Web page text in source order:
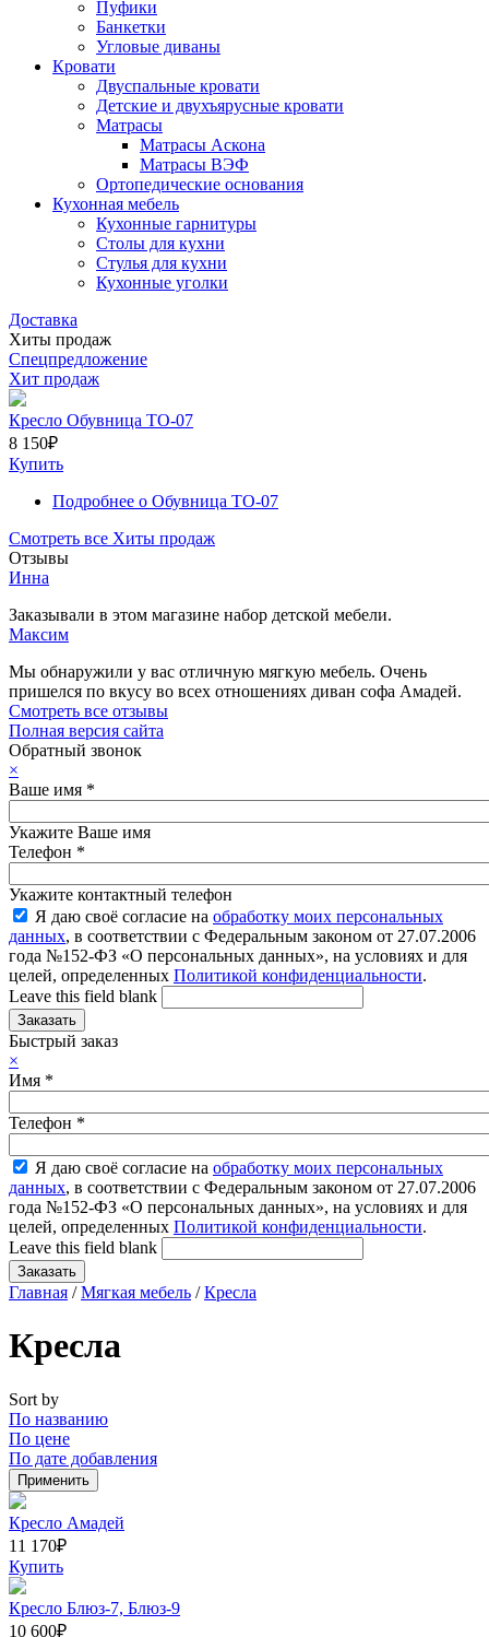
Пуфики
Банкетки
Угловые диваны
Кровати
Двуспальные кровати
Детские и двухъярусные кровати
Матрасы
Матрасы Аскона
Матрасы ВЭФ
Ортопедические основания
Кухонная мебель
Кухонные гарнитуры
Столы для кухни
Стулья для кухни
Кухонные уголки
Доставка
Хиты продаж
Спецпредложение
Хит продаж
Кресло Обувница ТО-07
8 150₽
Купить
Подробнее о Обувница ТО-07
Смотреть все Хиты продаж
Отзывы
Инна
Заказывали в этом магазине набор детской мебели.
Максим
Мы обнаружили у вас отличную мягкую мебель. Очень
пришелся по вкусу во всех отношениях диван софа Амадей.
Смотреть все отзывы
Полная версия сайта
Обратный звонок
×
Ваше имя *
Укажите Ваше имя
Телефон *
Укажите контактный телефон
Я даю своё согласие на обработку моих персональных
данных, в соответствии с Федеральным законом от 27.07.2006
года №152-ФЗ «О персональных данных», на условиях и для
целей, определенных Политикой конфиденциальности.
Leave this field blank
Быстрый заказ
×
Имя *
Телефон *
Я даю своё согласие на обработку моих персональных
данных, в соответствии с Федеральным законом от 27.07.2006
года №152-ФЗ «О персональных данных», на условиях и для
целей, определенных Политикой конфиденциальности.
Leave this field blank
Главная /Мягкая мебель /Кресла
Кресла
Sort by
По названию
По цене
По дате добавления
Кресло Амадей
11 170₽
Купить
Кресло Блюз-7, Блюз-9
10 600₽